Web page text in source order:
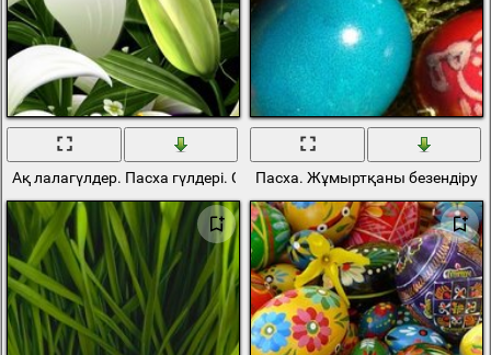
Ақ лалагүлдер. Пасха гүлдері. Сал лалагүліПасха. Жұмыртқаны безендіру.